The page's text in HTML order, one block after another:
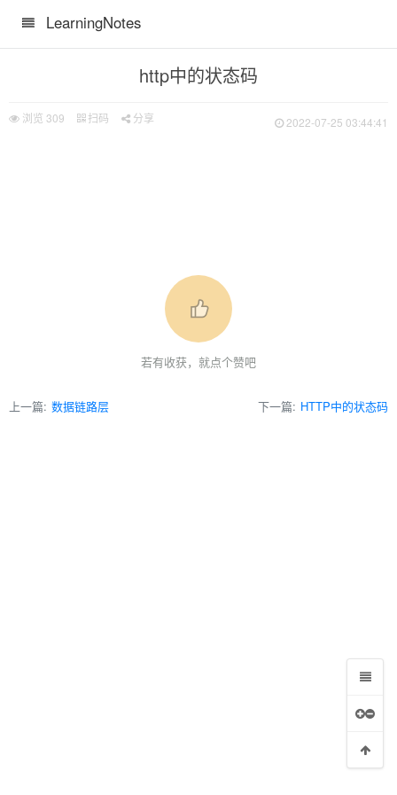
LearningNotes
http中的状态码
浏览 309 扫码 分享 2022-07-25 03:44:41
若有收获，就点个赞吧
上一篇: 数据链路层 下一篇: HTTP中的状态码